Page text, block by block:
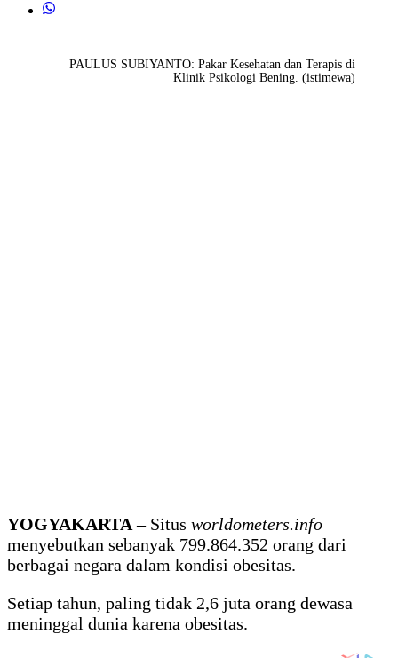
PAULUS SUBIYANTO: Pakar Kesehatan dan Terapis di
Klinik Psikologi Bening. (istimewa)
YOGYAKARTA– Situs worldometers.info
menyebutkan sebanyak 799.864.352 orang dari
berbagai negara dalam kondisi obesitas.
Setiap tahun, paling tidak 2,6 juta orang dewasa
meninggal dunia karena obesitas.